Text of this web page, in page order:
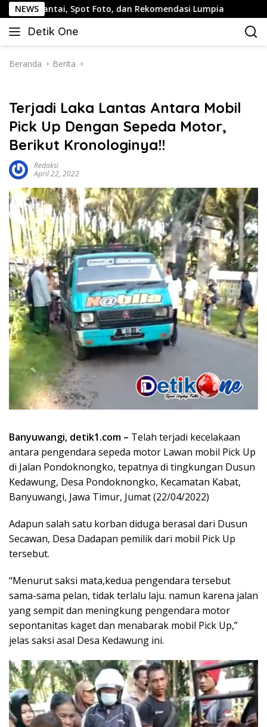
Langsung
ke
konten
NEWS
Foto, dan Rekomendasi Lumpia Panduan Wisata
Detik One
Tajam
Fakta
Beranda Berita
Terjadi Laka Lantas Antara Mobil
Pick Up Dengan Sepeda Motor,
Berikut Kronologinya!!
Redaksi
April 22, 2022
Banyuwangi, detik1.com – Telah terjadi kecelakaan
antara pengendara sepeda motor Lawan mobil Pick Up
di Jalan Pondoknongko, tepatnya di tingkungan Dusun
Kedawung, Desa Pondoknongko, Kecamatan Kabat,
Banyuwangi, Jawa Timur, Jumat (22/04/2022)
Adapun salah satu korban diduga berasal dari Dusun
Secawan, Desa Dadapan pemilik dari mobil Pick Up
tersebut.
“Menurut saksi mata,kedua pengendara tersebut
sama-sama pelan, tidak terlalu laju. namun karena jalan
yang sempit dan meningkung pengendara motor
sepontanitas kaget dan menabarak mobil Pick Up,”
jelas saksi asal Desa Kedawung ini.